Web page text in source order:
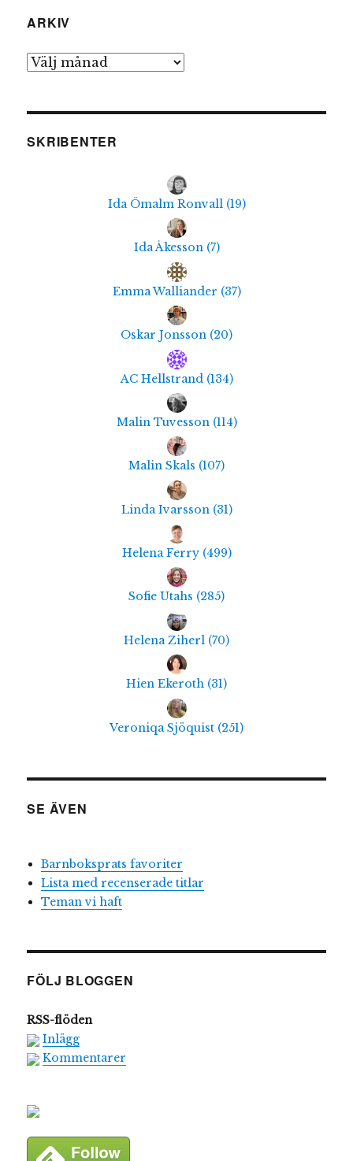
ARKIV
Arkiv
SKRIBENTER
Ida Ömalm Ronvall (19)
Ida Åkesson (7)
Emma Walliander (37)
Oskar Jonsson (20)
AC Hellstrand (134)
Malin Tuvesson (114)
Malin Skals (107)
Linda Ivarsson (31)
Helena Ferry (499)
Sofie Utahs (285)
Helena Ziherl (70)
Hien Ekeroth (31)
Veroniqa Sjöquist (251)
SE ÄVEN
Barnboksprats favoriter
Lista med recenserade titlar
Teman vi haft
FÖLJ BLOGGEN
RSS-flöden
Inlägg
Kommentarer